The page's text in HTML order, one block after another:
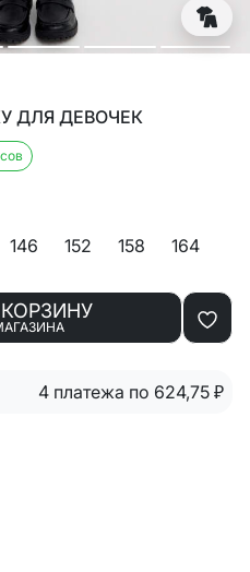
ДЛЯ ДЕВОЧЕК
146 152 158 164
4 платежа по 624,75 ₽